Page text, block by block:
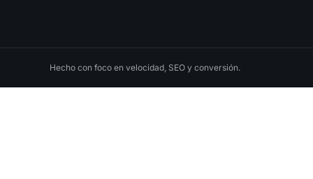
Hecho con foco en velocidad, SEO y conversión.